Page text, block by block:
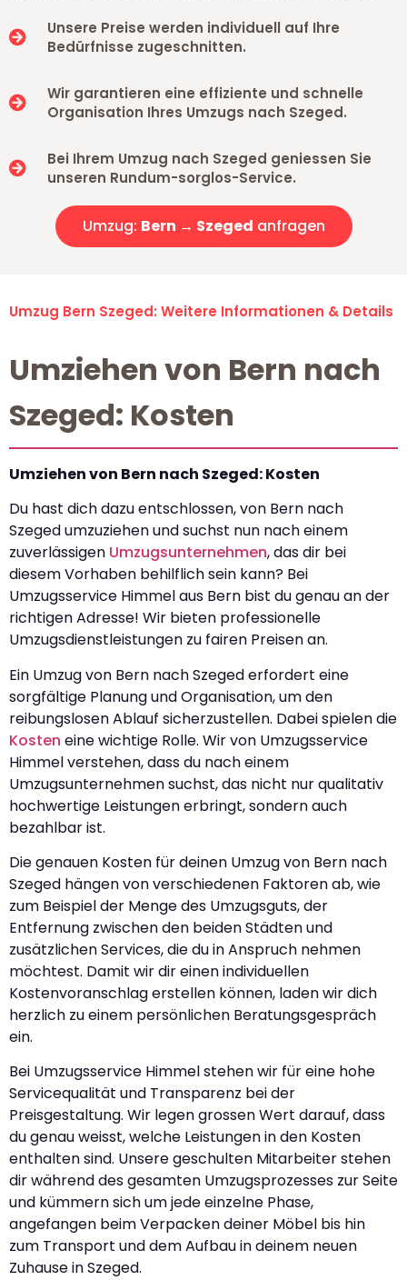
Unsere Preise werden individuell auf Ihre
Bedürfnisse zugeschnitten.
Wir garantieren eine effiziente und schnelle
Organisation Ihres Umzugs nach Szeged.
Bei Ihrem Umzug nach Szeged geniessen Sie
unseren Rundum-sorglos-Service.
Umzug: Bern → Szeged anfragen
Umzug Bern Szeged: Weitere Informationen & Details
Umziehen von Bern nach
Szeged: Kosten
Umziehen von Bern nach Szeged: Kosten
Du hast dich dazu entschlossen, von Bern nach
Szeged umzuziehen und suchst nun nach einem
zuverlässigen Umzugsunternehmen, das dir bei
diesem Vorhaben behilflich sein kann? Bei
Umzugsservice Himmel aus Bern bist du genau an der
richtigen Adresse! Wir bieten professionelle
Umzugsdienstleistungen zu fairen Preisen an.
Ein Umzug von Bern nach Szeged erfordert eine
sorgfältige Planung und Organisation, um den
reibungslosen Ablauf sicherzustellen. Dabei spielen die
Kosten eine wichtige Rolle. Wir von Umzugsservice
Himmel verstehen, dass du nach einem
Umzugsunternehmen suchst, das nicht nur qualitativ
hochwertige Leistungen erbringt, sondern auch
bezahlbar ist.
Die genauen Kosten für deinen Umzug von Bern nach
Szeged hängen von verschiedenen Faktoren ab, wie
zum Beispiel der Menge des Umzugsguts, der
Entfernung zwischen den beiden Städten und
zusätzlichen Services, die du in Anspruch nehmen
möchtest. Damit wir dir einen individuellen
Kostenvoranschlag erstellen können, laden wir dich
herzlich zu einem persönlichen Beratungsgespräch
ein.
Bei Umzugsservice Himmel stehen wir für eine hohe
Servicequalität und Transparenz bei der
Preisgestaltung. Wir legen grossen Wert darauf, dass
du genau weisst, welche Leistungen in den Kosten
enthalten sind. Unsere geschulten Mitarbeiter stehen
dir während des gesamten Umzugsprozesses zur Seite
und kümmern sich um jede einzelne Phase,
angefangen beim Verpacken deiner Möbel bis hin
zum Transport und dem Aufbau in deinem neuen
Zuhause in Szeged.